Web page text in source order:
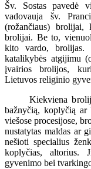
Šv. Sostas pavedė
vadovauja šv.
(rožančiaus) brolijai,
brolijai. Be to,
kito vardo, brolijas.
katalikybės atgijimu
įvairios brolijos,
Lietuvos religinio
Kiekviena brolija
bažnyčią, koplyčią
viešose procesijose,
nustatytas maldas ar
nešioti specialius
koplyčias, altorius.
gyvenimo bei